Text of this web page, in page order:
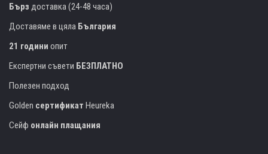
Бърз доставка (24-48 часа)
Доставяме в цяла България
21 години опит
Експертни съвети БЕЗПЛАТНО
Полезен подход
Golden сертификат Heureka
Сейф онлайн плащания